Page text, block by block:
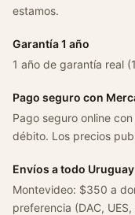
estamos.
Garantía 1 año
1 año de garantía real
Pago seguro con
Pago seguro online
débito. Los precios
Envíos a todo Uruguay
Montevideo: $350 a
preferencia (DAC,